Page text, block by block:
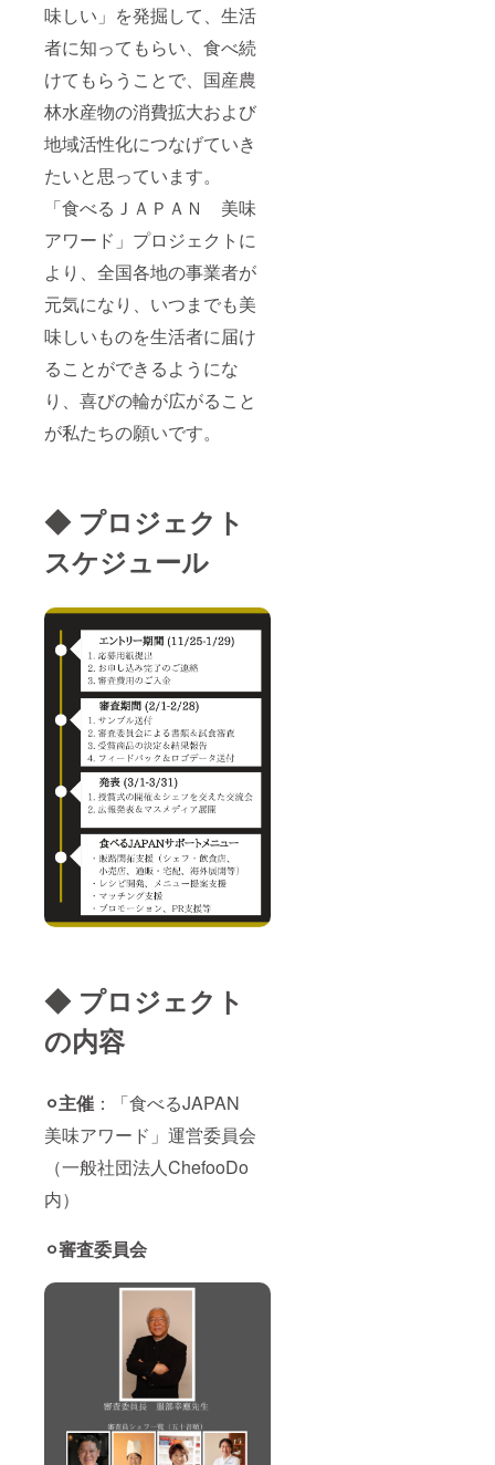
味しい」を発掘して、生活
者に知ってもらい、食べ続
けてもらうことで、国産農
林水産物の消費拡大および
地域活性化につなげていき
たいと思っています。
「食べるＪＡＰＡＮ 美味
アワード」プロジェクトに
より、全国各地の事業者が
元気になり、いつまでも美
味しいものを生活者に届け
ることができるようにな
り、喜びの輪が広がること
が私たちの願いです。
◆ プロジェクト
スケジュール
◆ プロジェクト
の内容
⚪︎主催 ：「食べるJAPAN
美味アワード」運営委員会
（一般社団法人ChefooDo
内）
⚪︎審査委員会